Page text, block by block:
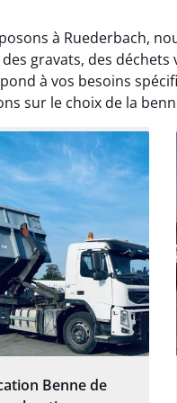
à Ruederbach,
gravats, des
à vos besoins
sur le choix de la
Benne de
Bonnet
21 juin 2024
de terrassement
à Var était
L'équipe a
manière efficace
laissant
impeccable et
notre nouveau
d'aménagement
paysager.